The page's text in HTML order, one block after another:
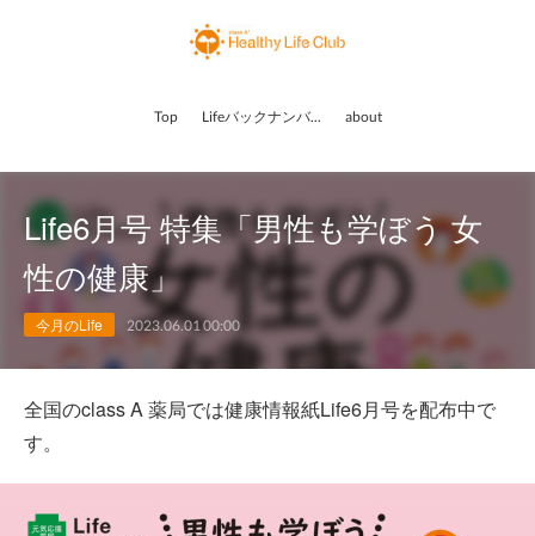
Top Lifeバックナンバー about
Life6月号 特集「男性も学ぼう 女
性の健康」
今月のLife 2023.06.01 00:00
全国のclass A 薬局では健康情報紙Life6月号を配布中で
す。